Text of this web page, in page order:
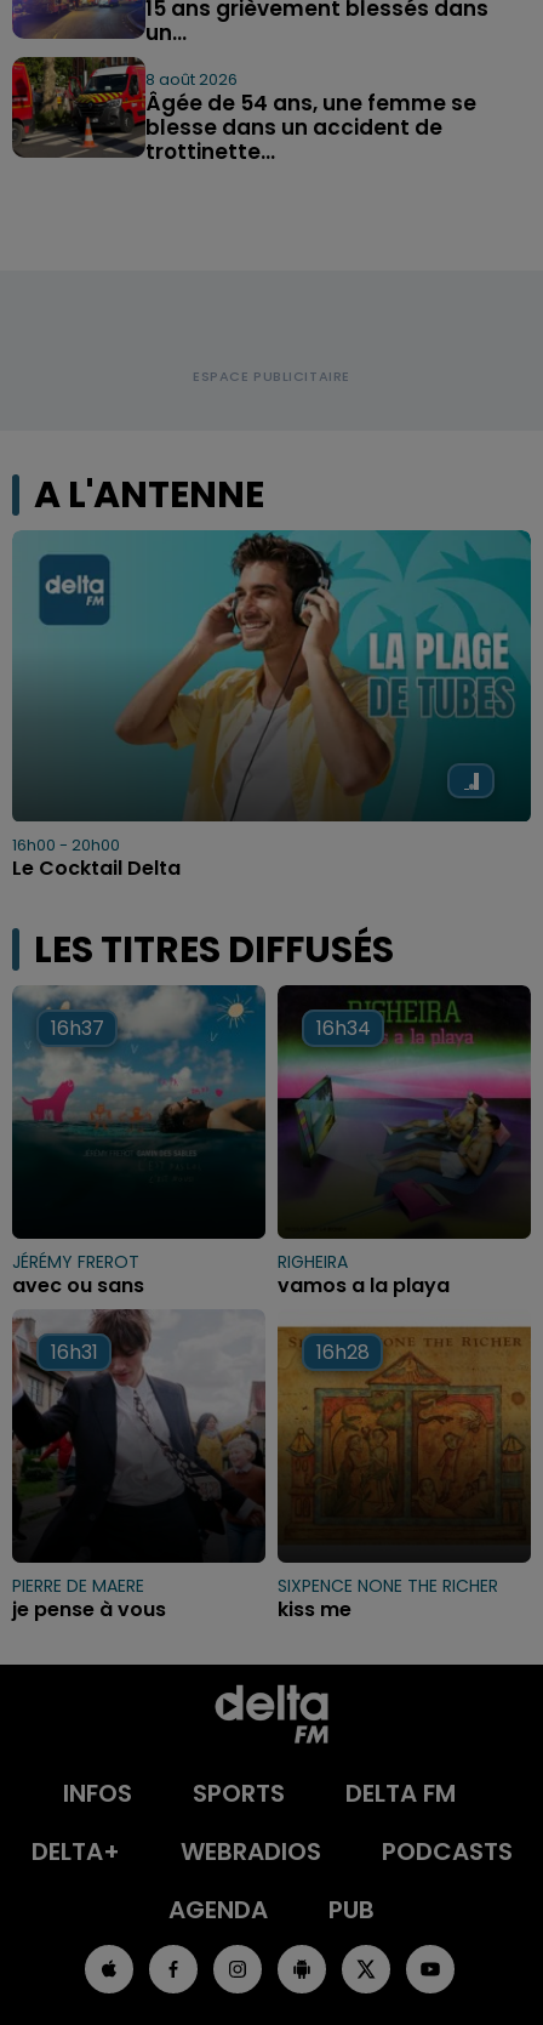
15 ans grièvement blessés dans
un...
8 août 2026
Âgée de 54 ans, une femme se
blesse dans un accident de
trottinette...
A L'ANTENNE
16h00 - 20h00
Le Cocktail Delta
LES TITRES DIFFUSÉS
16h37
16h37
JÉRÉMY FREROT
avec ou sans
16h34
16h34
RIGHEIRA
vamos a la playa
16h31
16h31
PIERRE DE MAERE
je pense à vous
16h28
16h28
SIXPENCE NONE THE RICHER
kiss me
INFOS SPORTS
DELTA FM
DELTA+
WEBRADIOS
PODCASTS
AGENDA
PUB